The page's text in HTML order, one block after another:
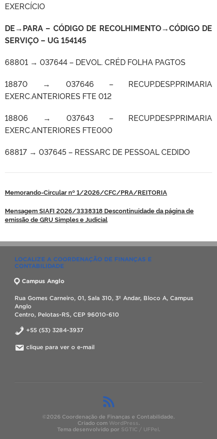
EXERCÍCIO
DE→PARA – CÓDIGO DE RECOLHIMENTO→CÓDIGO DE
SERVIÇO – UG 154145
68801 → 037644 – DEVOL. CRÉD FOLHA PAGTOS
18870 → 037646 – RECUP.DESP.PRIMARIA
EXERC.ANTERIORES FTE 012
18806 → 037643 – RECUP.DESP.PRIMARIA
EXERC.ANTERIORES FTE000
68817 → 037645 – RESSARC DE PESSOAL CEDIDO
Memorando-Circular nº 1/2026/CFC/PRA/REITORIA
Mensagem SIAFI 2026/3338318 Descontinuidade da página de
emissão de GRU Simples e Judicial
LOCALIZE A COORDENAÇÃO DE FINANÇAS E
CONTABILIDADE
Campus Anglo
Rua Gomes Carneiro, 01, Sala 310, 3º Andar, Bloco A, Campus
Anglo
Centro, Pelotas-RS, CEP 96010-610
+55 (53) 3284-3937
clique para ver o e-mail
©2026 Coordenação de Finanças e Contabilidade.
Criado com WordPress.
Tema desenvolvido por SGTIC / UFPel.